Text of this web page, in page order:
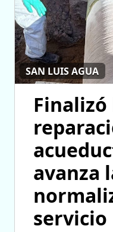
SAN LUIS AGUA
Finalizó
avanza
servicio